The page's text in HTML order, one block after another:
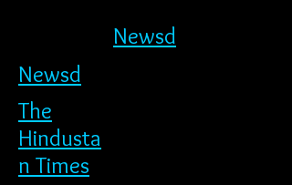
Newsd
Newsd
The
Hindusta
n Times